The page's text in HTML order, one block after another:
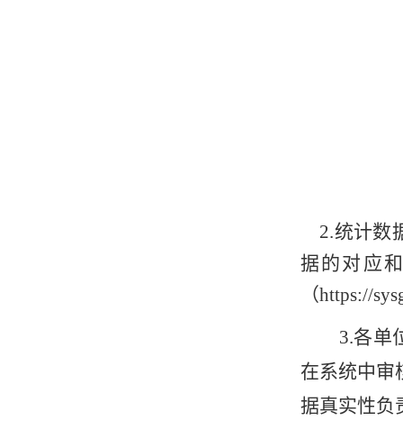
2.统计数
据的对应
（https://
3.各单
在系统中审
据真实性负